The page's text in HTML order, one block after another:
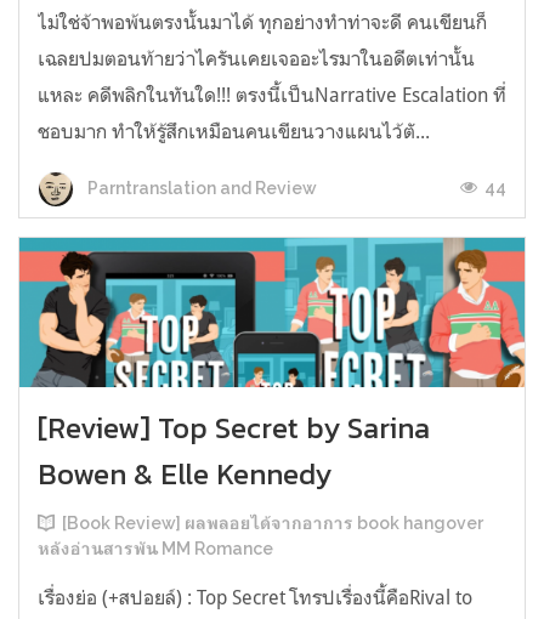
ไม่ใช่จ้าพอพ้นตรงนั้นมาได้ ทุกอย่างทำท่าจะดี คนเขียนก็
เฉลยปมตอนท้ายว่าไครันเคยเจออะไรมาในอดีตเท่านั้น
แหละ คดีพลิกในทันใด!!! ตรงนี้เป็นNarrative Escalation ที่
ชอบมาก ทำให้รู้สึกเหมือนคนเขียนวางแผนไว้ตั...
Parntranslation and Review 44
[Review] Top Secret by Sarina
Bowen & Elle Kennedy
[Book Review] ผลพลอยได้จากอาการ book hangover
หลังอ่านสารพัน MM Romance
เรื่องย่อ (+สปอยล์) : Top Secret โทรปเรื่องนี้คือRival to